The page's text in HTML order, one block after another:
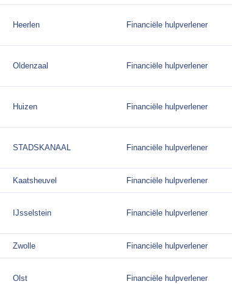
Heerlen Financiële hulpverlener
Oldenzaal Financiële hulpverlener
Huizen Financiële hulpverlener
STADSKANAAL Financiële hulpverlener
Kaatsheuvel Financiële hulpverlener
IJsselstein Financiële hulpverlener
Zwolle Financiële hulpverlener
Olst Financiële hulpverlener